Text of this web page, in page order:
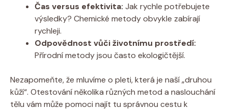
Čas versus efektivita: Jak rychle potřebujete
výsledky? Chemické metody obvykle zabírají
rychleji.
Odpovědnost vůči životnímu prostředí:
Přírodní metody jsou často ekologičtější.
Nezapomeňte, že mluvíme o pleti, která je naší „druhou
kůží“. Otestování několika různých metod a naslouchání
tělu vám může pomoci najít tu správnou cestu k